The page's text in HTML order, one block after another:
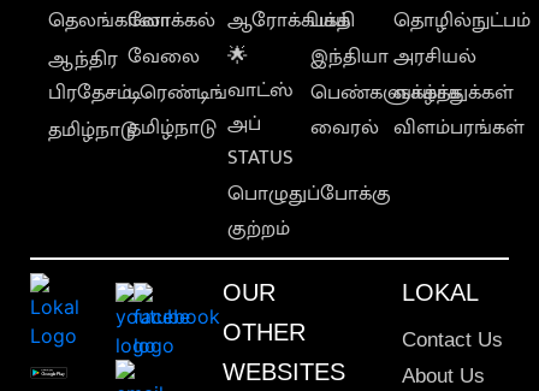
தெலங்கானா
ஆந்திர
பிரதேசம்
தமிழ்நாடு
லோக்கல்
வேலை
டிரெண்டிங்
தமிழ்நாடு
ஆரோக்கியம்
🌟
வாட்ஸ்
அப்
STATUS
பொழுதுப்போக்கு
குற்றம்
பக்தி
இந்தியா
பெண்களுக்காக
வைரல்
தொழில்நுட்பம்
அரசியல்
வாழ்த்துக்கள்
விளம்பரங்கள்
OUR
OTHER
WEBSITES
LOKAL
Contact Us
About Us